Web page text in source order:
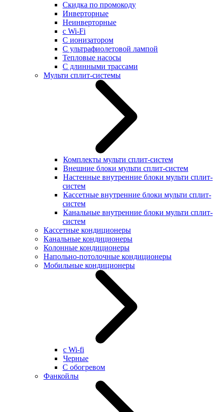
Скидка по промокоду
Инверторные
Неинверторные
с Wi-Fi
С ионизатором
С ультрафиолетовой лампой
Тепловые насосы
С длинными трассами
Мульти сплит-системы
Комплекты мульти сплит-систем
Внешние блоки мульти сплит-систем
Настенные внутренние блоки мульти сплит-
систем
Кассетные внутренние блоки мульти сплит-
систем
Канальные внутренние блоки мульти сплит-
систем
Кассетные кондиционеры
Канальные кондиционеры
Колонные кондиционеры
Напольно-потолочные кондиционеры
Мобильные кондиционеры
с Wi-fi
Черные
С обогревом
Фанкойлы